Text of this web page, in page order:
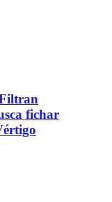
fichar